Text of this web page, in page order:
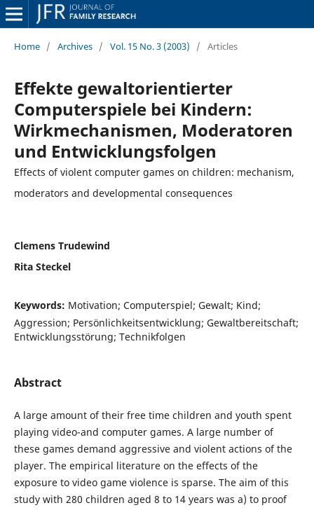
Home / Archives / Vol. 15 No. 3 (2003) / Articles
Effekte gewaltorientierter
Computerspiele bei Kindern:
Wirkmechanismen, Moderatoren
und Entwicklungsfolgen
Effects of violent computer games on children: mechanism,
moderators and developmental consequences
Clemens Trudewind
Rita Steckel
Keywords: Motivation; Computerspiel; Gewalt; Kind;
Aggression; Persönlichkeitsentwicklung; Gewaltbereitschaft;
Entwicklungsstörung; Technikfolgen
Abstract
A large amount of their free time children and youth spent
playing video-and computer games. A large number of
these games demand aggressive and violent actions of the
player. The empirical literature on the effects of the
exposure to video game violence is sparse. The aim of this
study with 280 children aged 8 to 14 years was a) to proof